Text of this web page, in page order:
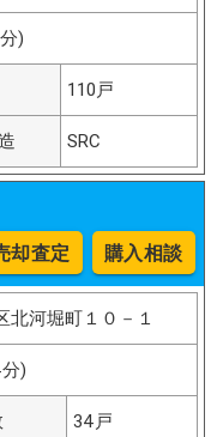
)
110戸
SRC
却査定 購入相談
北河堀町１０－１
)
34戸